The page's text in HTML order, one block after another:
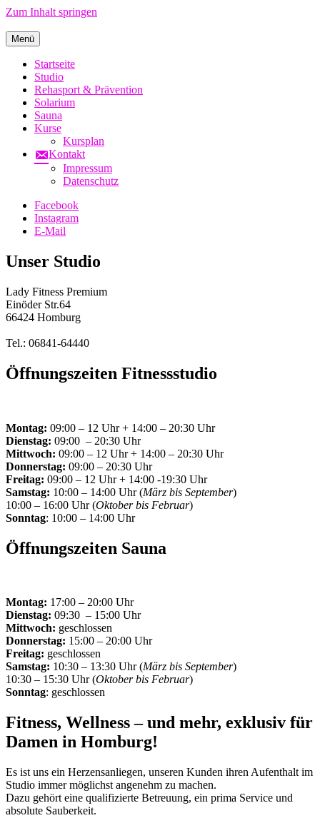
Zum Inhalt springen
Menü
Startseite
Studio
Rehasport & Prävention
Solarium
Sauna
Kurse
Kursplan
Kontakt
Impressum
Datenschutz
Facebook
Instagram
E-Mail
Unser Studio
Lady Fitness Premium
Einöder Str.64
66424 Homburg
Tel.: 06841-64440
Öffnungszeiten Fitnessstudio
Montag: 09:00 – 12 Uhr + 14:00 – 20:30 Uhr
Dienstag: 09:00 – 20:30 Uhr
Mittwoch: 09:00 – 12 Uhr + 14:00 – 20:30 Uhr
Donnerstag: 09:00 – 20:30 Uhr
Freitag: 09:00 – 12 Uhr + 14:00 -19:30 Uhr
Samstag: 10:00 – 14:00 Uhr (März bis September)
10:00 – 16:00 Uhr (Oktober bis Februar)
Sonntag: 10:00 – 14:00 Uhr
Öffnungszeiten Sauna
Montag: 17:00 – 20:00 Uhr
Dienstag: 09:30 – 15:00 Uhr
Mittwoch: geschlossen
Donnerstag: 15:00 – 20:00 Uhr
Freitag: geschlossen
Samstag: 10:30 – 13:30 Uhr (März bis September)
10:30 – 15:30 Uhr (Oktober bis Februar)
Sonntag: geschlossen
Fitness, Wellness – und mehr, exklusiv für
Damen in Homburg!
Es ist uns ein Herzensanliegen, unseren Kunden ihren Aufenthalt im
Studio immer möglichst angenehm zu machen.
Dazu gehört eine qualifizierte Betreuung, ein prima Service und
absolute Sauberkeit.